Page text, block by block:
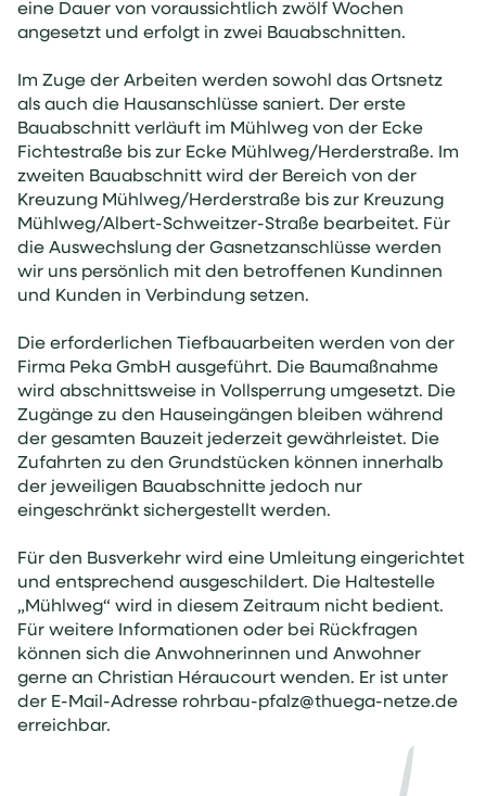
eine Dauer von voraussichtlich zwölf Wochen
angesetzt und erfolgt in zwei Bauabschnitten.
Im Zuge der Arbeiten werden sowohl das Ortsnetz
als auch die Hausanschlüsse saniert. Der erste
Bauabschnitt verläuft im Mühlweg von der Ecke
Fichtestraße bis zur Ecke Mühlweg/Herderstraße. Im
zweiten Bauabschnitt wird der Bereich von der
Kreuzung Mühlweg/Herderstraße bis zur Kreuzung
Mühlweg/Albert-Schweitzer-Straße bearbeitet. Für
die Auswechslung der Gasnetzanschlüsse werden
wir uns persönlich mit den betroffenen Kundinnen
und Kunden in Verbindung setzen.
Die erforderlichen Tiefbauarbeiten werden von der
Firma Peka GmbH ausgeführt. Die Baumaßnahme
wird abschnittsweise in Vollsperrung umgesetzt. Die
Zugänge zu den Hauseingängen bleiben während
der gesamten Bauzeit jederzeit gewährleistet. Die
Zufahrten zu den Grundstücken können innerhalb
der jeweiligen Bauabschnitte jedoch nur
eingeschränkt sichergestellt werden.
Für den Busverkehr wird eine Umleitung eingerichtet
und entsprechend ausgeschildert. Die Haltestelle
„Mühlweg“ wird in diesem Zeitraum nicht bedient.
Für weitere Informationen oder bei Rückfragen
können sich die Anwohnerinnen und Anwohner
gerne an Christian Héraucourt wenden. Er ist unter
der E-Mail-Adresse rohrbau-pfalz@thuega-netze.de
erreichbar.